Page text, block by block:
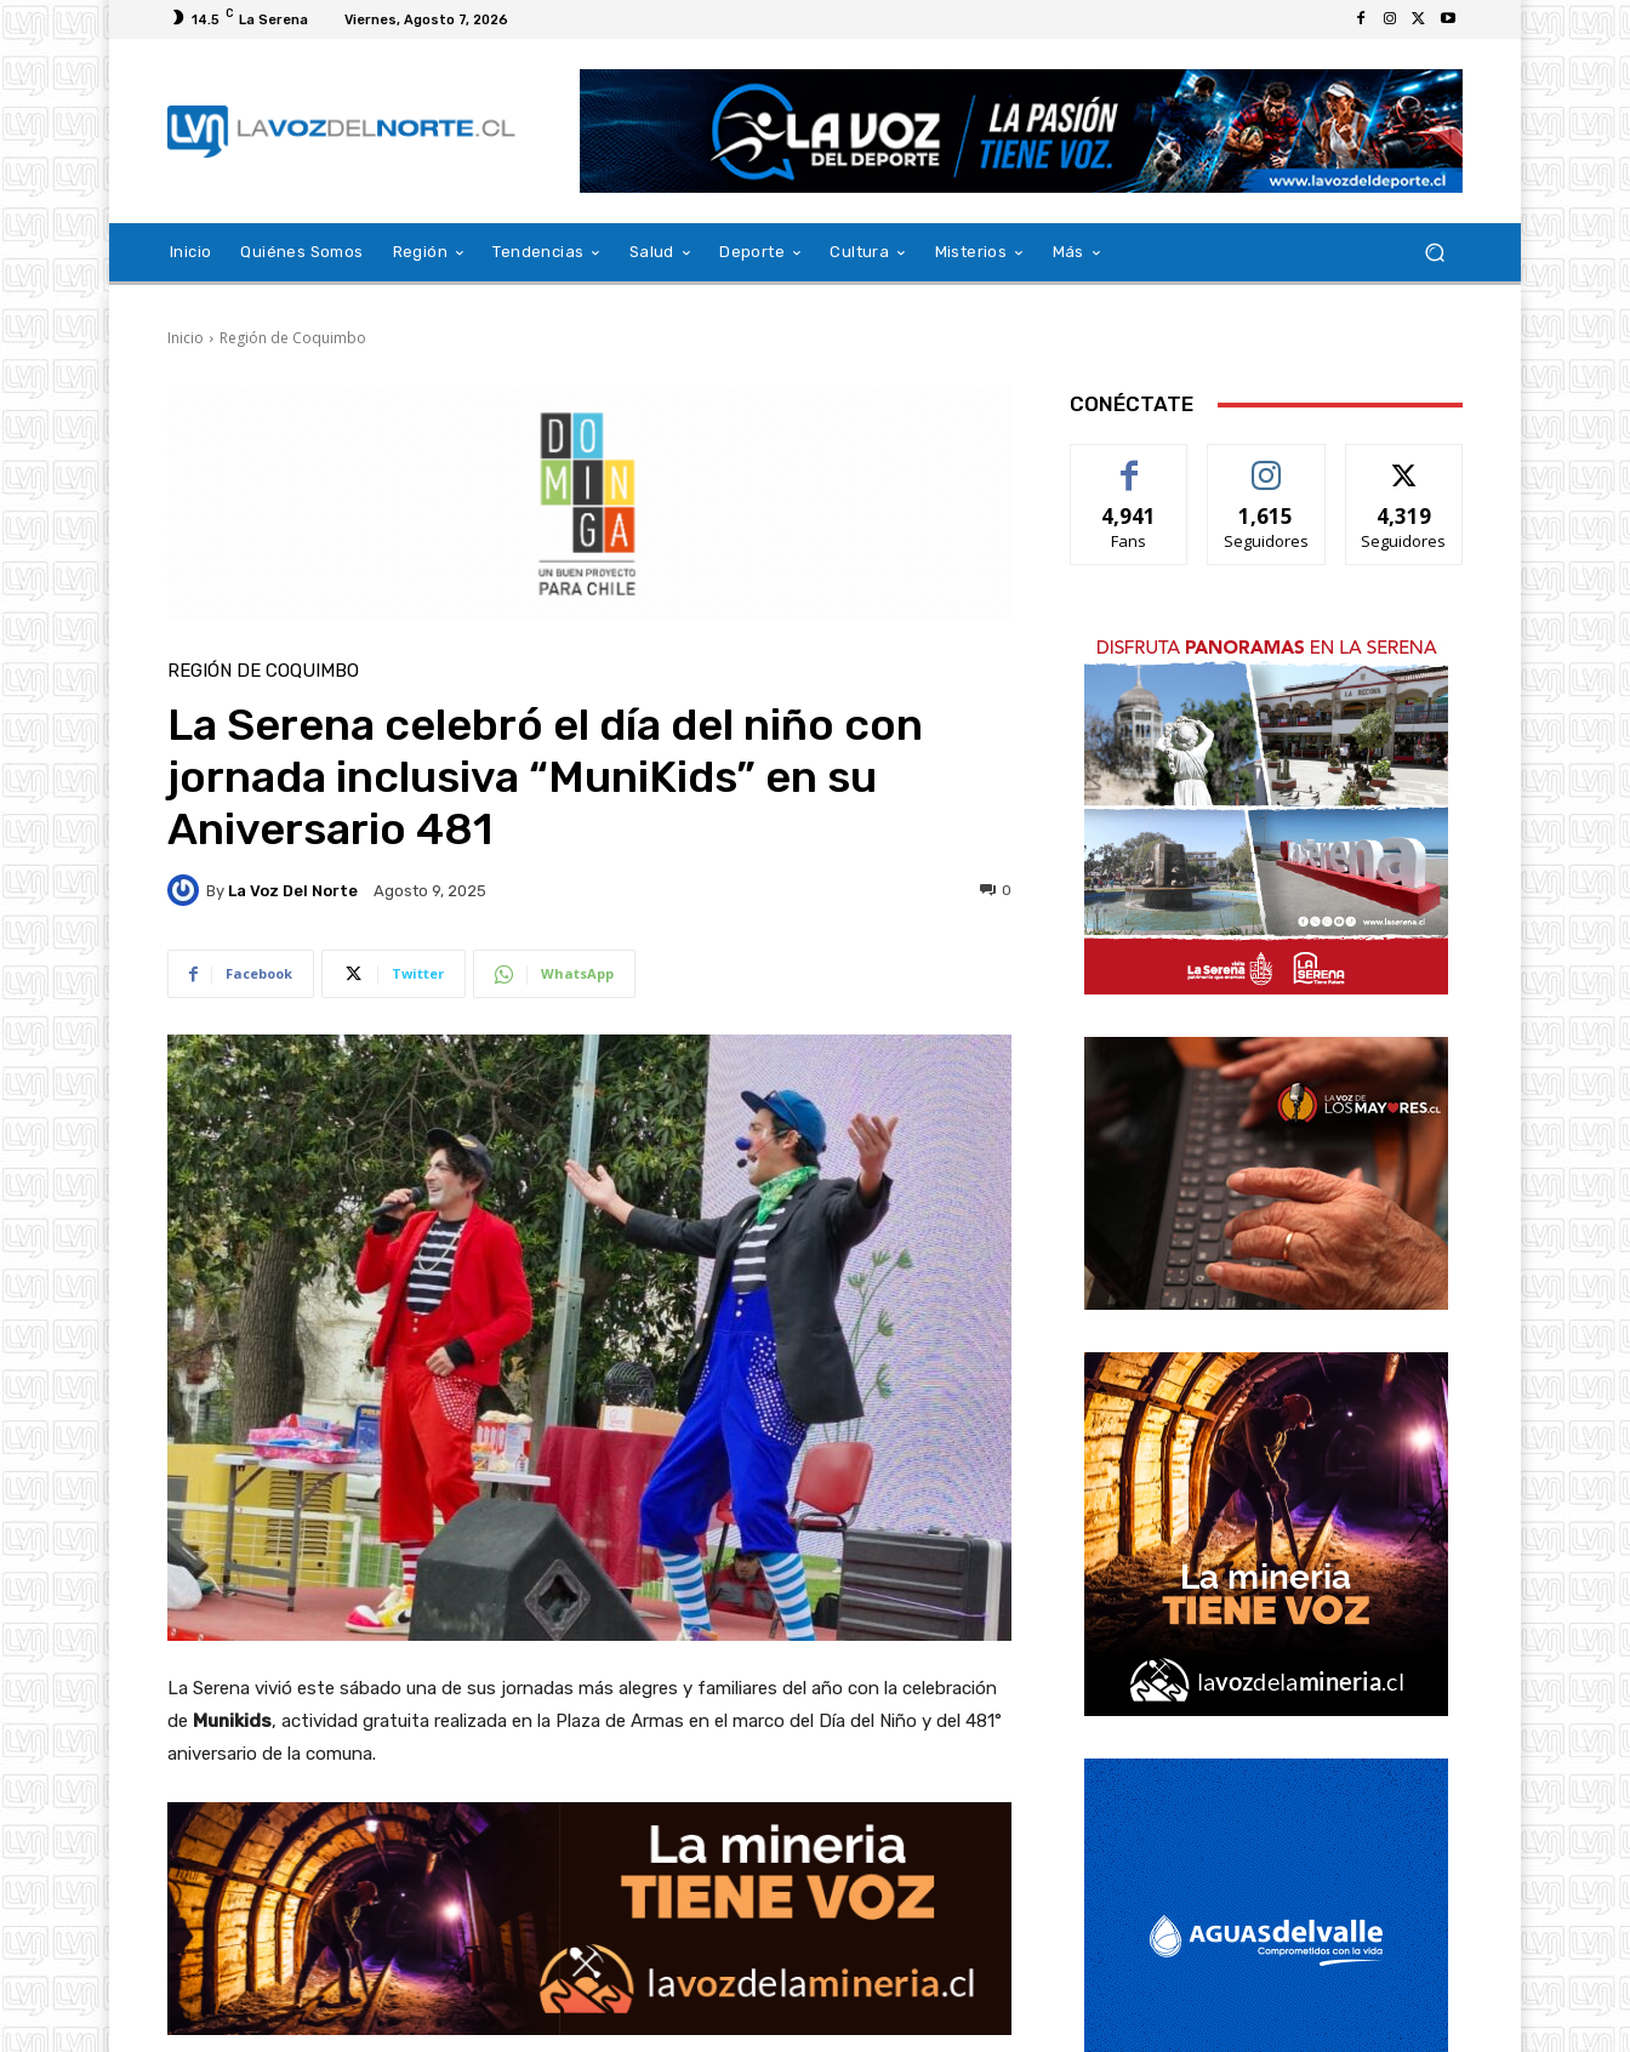
14.5 C La Serena Viernes, Agosto 7, 2026
Inicio Quiénes Somos Región Tendencias Salud Deporte Cultura Misterios Más
Inicio Región de Coquimbo
REGIÓN DE COQUIMBO
La Serena celebró el día del niño con
jornada inclusiva “MuniKids” en su
Aniversario 481
By La Voz Del Norte Agosto 9, 2025 0
Facebook Twitter WhatsApp
La Serena vivió este sábado una de sus jornadas más alegres y familiares del año con la celebración
de Munikids, actividad gratuita realizada en la Plaza de Armas en el marco del Día del Niño y del 481°
aniversario de la comuna.
CONÉCTATE
4,941
Fans
1,615
Seguidores
4,319
Seguidores